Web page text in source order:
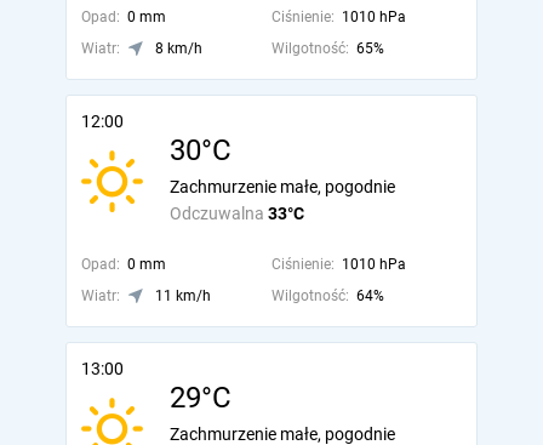
Opad: 0 mm Ciśnienie: 1010 hPa
Wiatr:
8 km/h Wilgotność: 65%
12:00
30°C
Odczuwalna 33°C
Zachmurzenie małe, pogodnie
Opad: 0 mm Ciśnienie: 1010 hPa
Wiatr:
11 km/h Wilgotność: 64%
13:00
29°C
Zachmurzenie małe, pogodnie